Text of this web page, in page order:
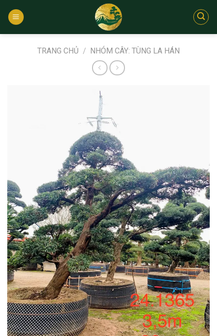
qua
TRANG CHỦ / NHÓM CÂY: TÙNG LA HÁN